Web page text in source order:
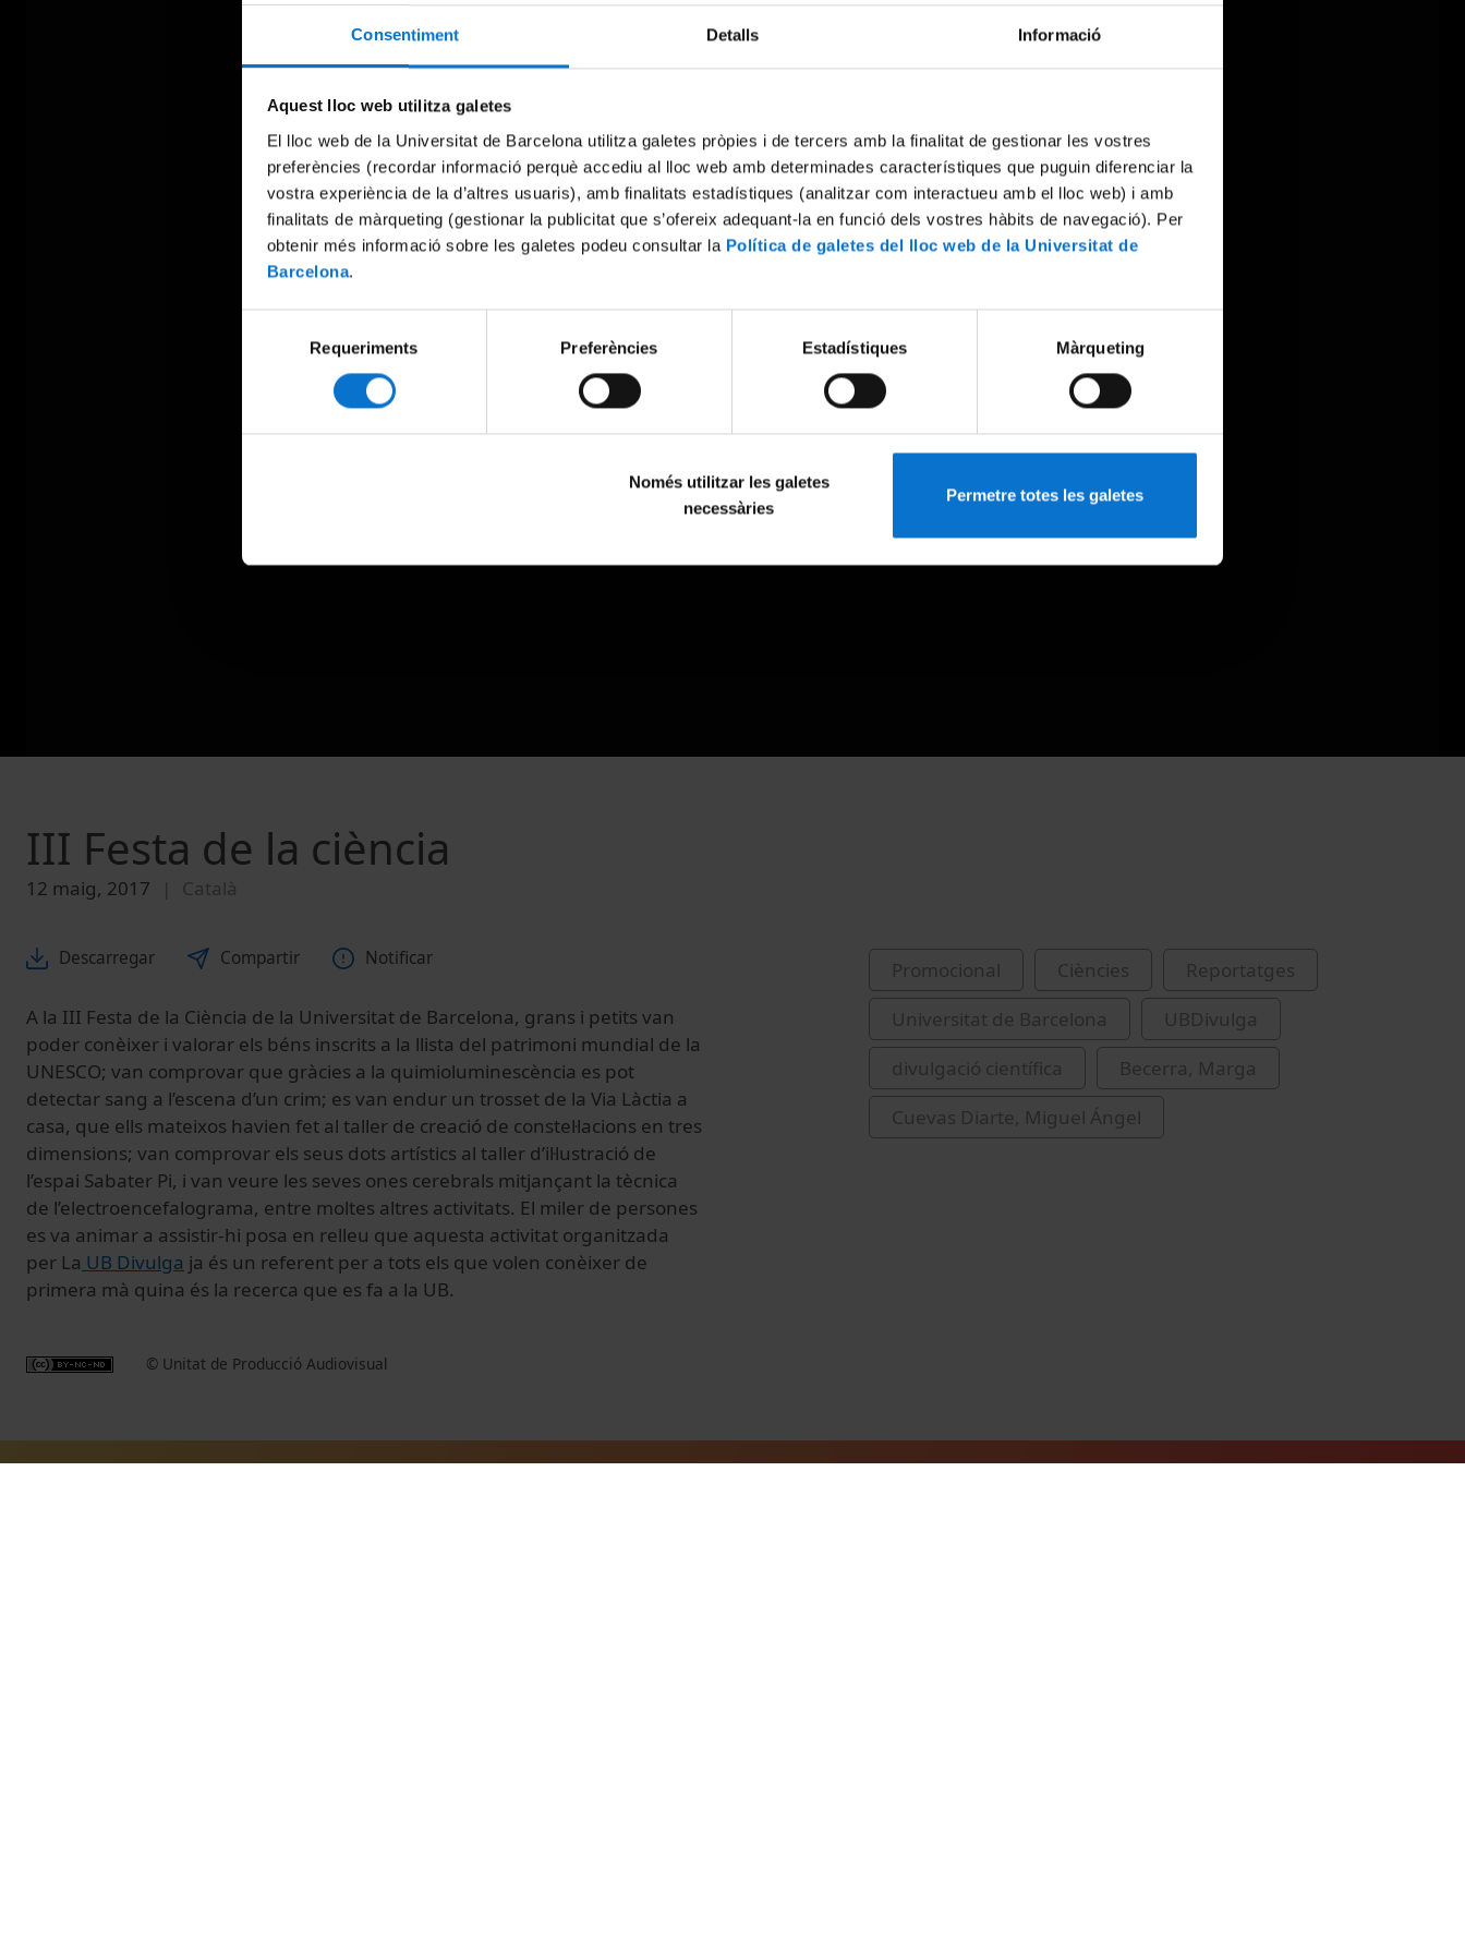
Consentiment Detalls Informació
Aquest lloc web utilitza galetes
El lloc web de la Universitat de Barcelona utilitza galetes pròpies i de tercers amb la finalitat de gestionar les vostres
preferències (recordar informació perquè accediu al lloc web amb determinades característiques que puguin diferenciar la
vostra experiència de la d’altres usuaris), amb finalitats estadístiques (analitzar com interactueu amb el lloc web) i amb
finalitats de màrqueting (gestionar la publicitat que s’ofereix adequant-la en funció dels vostres hàbits de navegació). Per
obtenir més informació sobre les galetes podeu consultar la Política de galetes del lloc web de la Universitat de
Barcelona.
consentiment
Requeriments Preferències Estadístiques Màrqueting
Només utilitzar les galetes
necessàries
Permetre totes les galetes
III Festa de la ciència
12 maig, 2017 Català
Descarregar Compartir Notificar
A la III Festa de la Ciència de la Universitat de Barcelona, grans i petits van
poder conèixer i valorar els béns inscrits a la llista del patrimoni mundial de la
UNESCO; van comprovar que gràcies a la quimioluminescència es pot
detectar sang a l’escena d’un crim; es van endur un trosset de la Via Làctia a
casa, que ells mateixos havien fet al taller de creació de constel·lacions en tres
dimensions; van comprovar els seus dots artístics al taller d’il·lustració de
l’espai Sabater Pi, i van veure les seves ones cerebrals mitjançant la tècnica
de l’electroencefalograma, entre moltes altres activitats. El miler de persones
es va animar a assistir-hi posa en relleu que aquesta activitat organitzada
per La UB Divulga ja és un referent per a tots els que volen conèixer de
primera mà quina és la recerca que es fa a la UB.
© Unitat de Producció Audiovisual
Promocional Ciències
Reportatges
Universitat de Barcelona
UBDivulga
divulgació científica
Becerra, Marga
Cuevas Diarte, Miguel Ángel